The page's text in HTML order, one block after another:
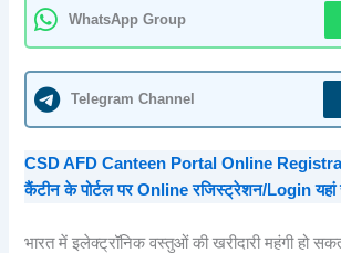
WhatsApp Group
Telegram Channel
CSD AFD Canteen Portal Online
कैंटीन के पोर्टल पर Online रजिस्ट्रेशन/Login
भारत में इलेक्ट्रॉनिक वस्तुओं की खरीदारी महंगी हो